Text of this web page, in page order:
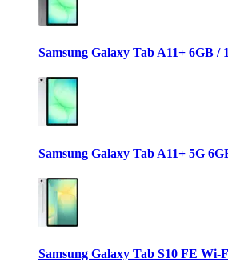
Samsung Galaxy Tab A11+ 6GB /
Samsung Galaxy Tab A11+ 5G
Samsung Galaxy Tab S10 FE Wi-